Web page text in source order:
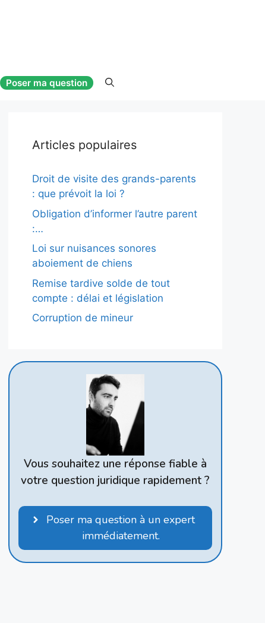
Poser ma question
Articles populaires
Droit de visite des grands-parents
: que prévoit la loi ?
Obligation d’informer l’autre parent
:…
Loi sur nuisances sonores
aboiement de chiens
Remise tardive solde de tout
compte : délai et législation
Corruption de mineur
Vous souhaitez une réponse fiable à
votre question juridique rapidement ?
Poser ma question à un expert
immédiatement.